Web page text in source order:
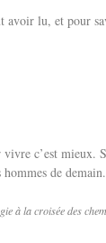
avoir lu, et pour
c’est mieux.
hommes de
à la croisée des